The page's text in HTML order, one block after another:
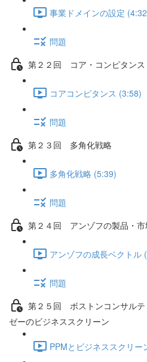
事業ドメインの設定
問題
第２２回 コア・コンピタンス
コアコンピタンス (3:58)
問題
第２３回 多角化戦略
多角化戦略 (5:39)
問題
第２４回 アンゾフの製品・
アンゾフの成長ベクトル
問題
第２５回 ボストンコンサルテ
ゼーのビジネススクリーン
PPMとビジネススクリー